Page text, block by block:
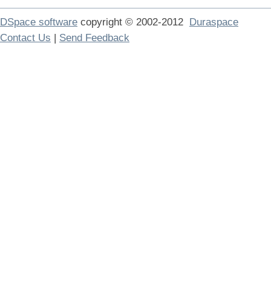
DSpace software copyright © 2002-2012 Duraspace
Contact Us | Send Feedback